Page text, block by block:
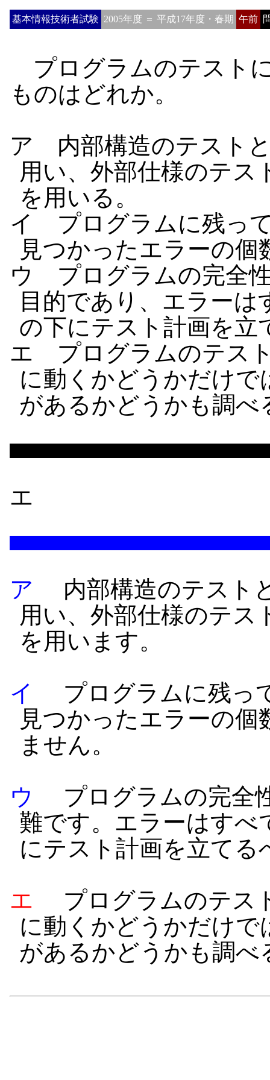
基本情報技術者試験 2005年度 ＝ 平成17年度・春期 午前
プログラムのテスト
ものはどれか。
ア 内部構造のテスト
用い、外部仕様のテ
を用いる。
イ プログラムに残っ
見つかったエラーの
ウ プログラムの完全
目的であり、エラー
の下にテスト計画を立
エ プログラムのテス
に動くかどうかだけ
があるかどうかも調べ
エ
ア 内部構造のテスト
用い、外部仕様のテス
を用います。
イ
プログラムに残っ
見つかったエラーの
ません。
ウ
プログラムの完全
難です。エラーはすべ
にテスト計画を立て
エ プログラムのテス
に動くかどうかだけ
があるかどうかも調べ